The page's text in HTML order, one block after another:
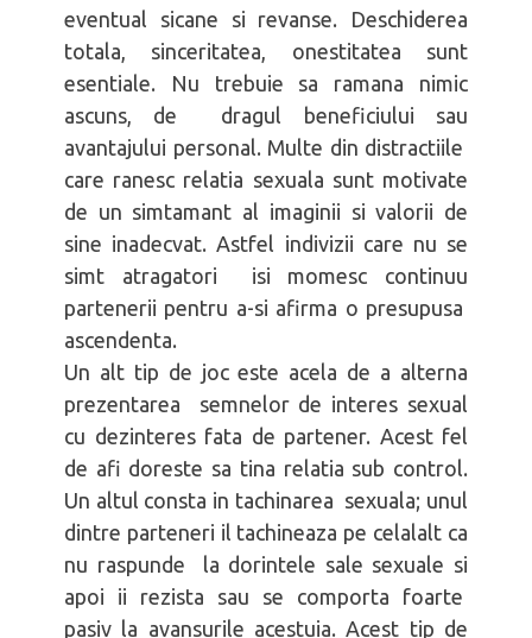
eventual sicane si revanse. Deschiderea
totala, sinceritatea, onestitatea sunt
esentiale. Nu trebuie sa ramana nimic
ascuns, de dragul beneficiului sau
avantajului personal. Multe din distractiile
care ranesc relatia sexuala sunt motivate
de un simtamant al imaginii si valorii de
sine inadecvat. Astfel indivizii care nu se
simt atragatori isi momesc continuu
partenerii pentru a-si afirma o presupusa
ascendenta.
Un alt tip de joc este acela de a alterna
prezentarea semnelor de interes sexual
cu dezinteres fata de partener. Acest fel
de afi doreste sa tina relatia sub control.
Un altul consta in tachinarea sexuala; unul
dintre parteneri il tachineaza pe celalalt ca
nu raspunde la dorintele sale sexuale si
apoi ii rezista sau se comporta foarte
pasiv la avansurile acestuia. Acest tip de